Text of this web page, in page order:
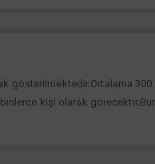
gösterilmektedir.Ortalama
binlerce kişi olarak